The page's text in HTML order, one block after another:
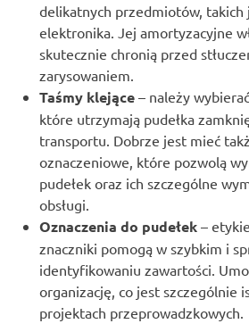
delikatnych przedmiotów, takich
elektronika. Jej amortyzacyjne
skutecznie chronią przed
zarysowaniem.
Taśmy klejące – należy
które utrzymają pudełka
transportu. Dobrze jest mieć
oznaczeniowe, które pozwolą
pudełek oraz ich szczególne
obsługi.
Oznaczenia do pudełek –
znaczniki pomogą w szybkim i
identyfikowaniu zawartości.
organizację, co jest szczególnie
projektach przeprowadzkowych.